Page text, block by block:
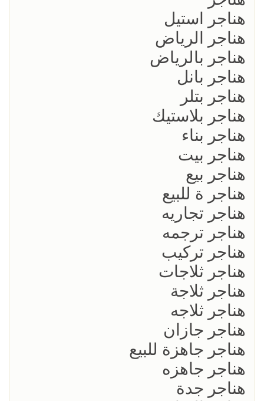
هناجر استيل
هناجر الرياض
هناجر بالرياض
هناجر بانل
هناجر بتلر
هناجر بلاستيك
هناجر بناء
هناجر بيت
هناجر بيع
هناجر ة للبيع
هناجر تجاريه
هناجر ترجمه
هناجر تركيب
هناجر ثلاجات
هناجر ثلاجة
هناجر ثلاجه
هناجر جازان
هناجر جاهزة للبيع
هناجر جاهزه
هناجر جدة